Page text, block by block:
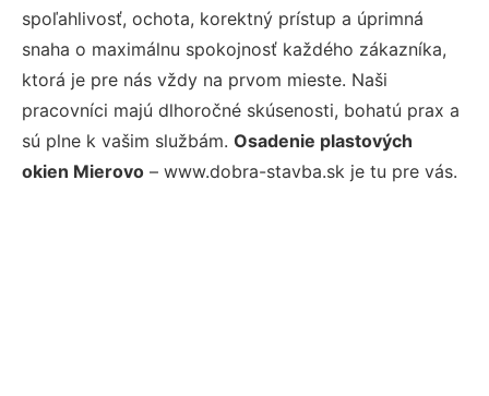
spoľahlivosť, ochota, korektný prístup a úprimná
snaha o maximálnu spokojnosť každého zákazníka,
ktorá je pre nás vždy na prvom mieste. Naši
pracovníci majú dlhoročné skúsenosti, bohatú prax a
sú plne k vašim službám. Osadenie plastových
okien Mierovo – www.dobra-stavba.sk je tu pre vás.